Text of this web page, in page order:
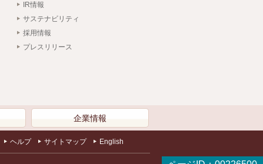
IR情報
サステナビリティ
採用情報
プレスリリース
企業情報
ヘルプ サイトマップ English